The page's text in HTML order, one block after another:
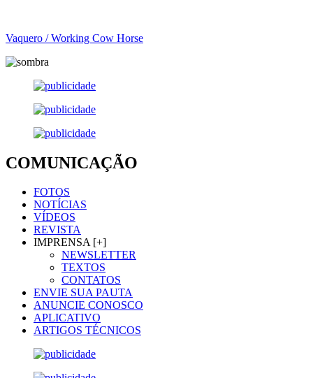
Vaquero / Working Cow Horse
COMUNICAÇÃO
FOTOS
NOTÍCIAS
VÍDEOS
REVISTA
IMPRENSA [+]
NEWSLETTER
TEXTOS
CONTATOS
ENVIE SUA PAUTA
ANUNCIE CONOSCO
APLICATIVO
ARTIGOS TÉCNICOS